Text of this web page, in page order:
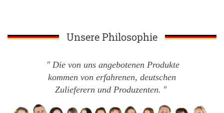
Unsere Philosophie
Die von uns angebotenen Produkte
kommen von erfahrenen, deutschen
Zulieferern und Produzenten.